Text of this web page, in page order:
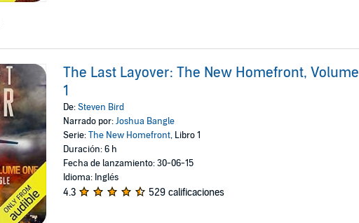
The Last Layover: The New Homefront, Volume
1
De:Steven Bird
Narrado por:Joshua Bangle
Serie:The New Homefront, Libro 1
Duración: 6 h
Fecha de lanzamiento: 30-06-15
Idioma: Inglés
4.3 529 calificaciones